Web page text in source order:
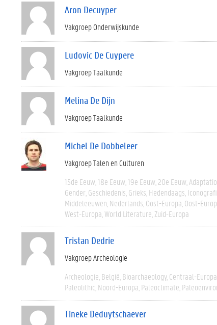
Aron Decuyper
Vakgroep Onderwijskunde
Ludovic De Cuypere
Vakgroep Taalkunde
Melina De Dijn
Vakgroep Taalkunde
Michel De Dobbeleer
Vakgroep Talen en Culturen
15de Eeuw 18e Eeuw 19e Eeuw 20e Eeuw
Gender Geschiedenis Grieks Hedendaags
Middeleeuwen Nederlands Oost-Europa Oost-
West-Europa World Literature Zuid-Europa
Tristan Dedrie
Vakgroep Archeologie
Archeologie België Bioarchaeology Centraal-Europa
Paleolithic Noord-Europa Paleoclimate
Tineke Deduytschaever